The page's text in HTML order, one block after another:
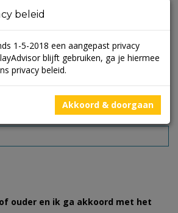
of ouder en ik ga akkoord met het
beleid
1-5-2018 een aangepast privacy
blijft gebruiken, ga je hiermee
privacy beleid.
Akkoord & doorgaan